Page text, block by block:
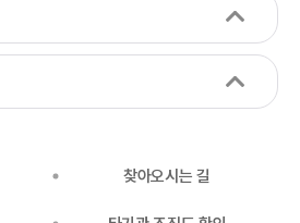
찾아오시는 길